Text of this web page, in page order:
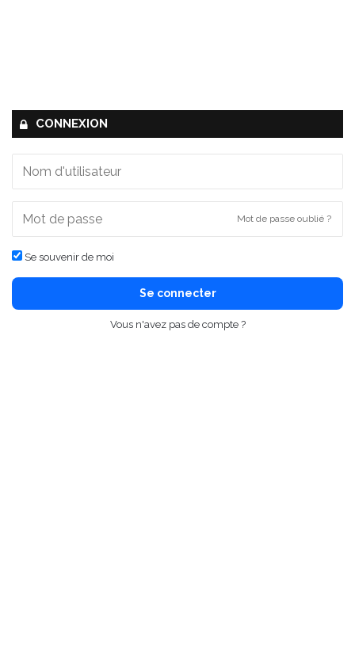
CONNEXION
Mot de passe oublié ?
Se souvenir de moi
Se connecter
Vous n'avez pas de compte ?